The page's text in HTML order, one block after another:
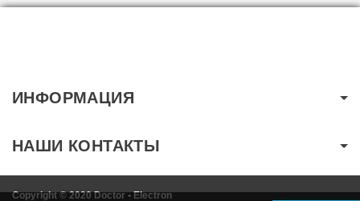
ИНФОРМАЦИЯ
НАШИ КОНТАКТЫ
Copyright © 2020 Doctor • Electron